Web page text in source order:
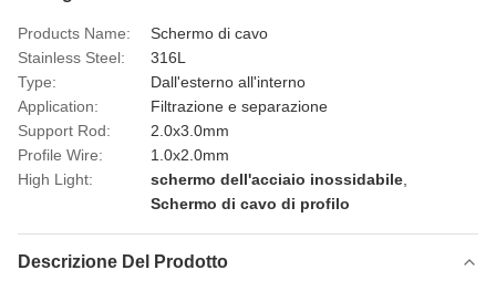
Products Name:
Schermo di cavo
Stainless Steel:
316L
Type:
Dall'esterno all'interno
Application:
Filtrazione e separazione
Support Rod:
2.0x3.0mm
Profile Wire:
1.0x2.0mm
High Light:
schermo dell'acciaio inossidabile
Schermo di cavo di profilo
Descrizione Del Prodotto